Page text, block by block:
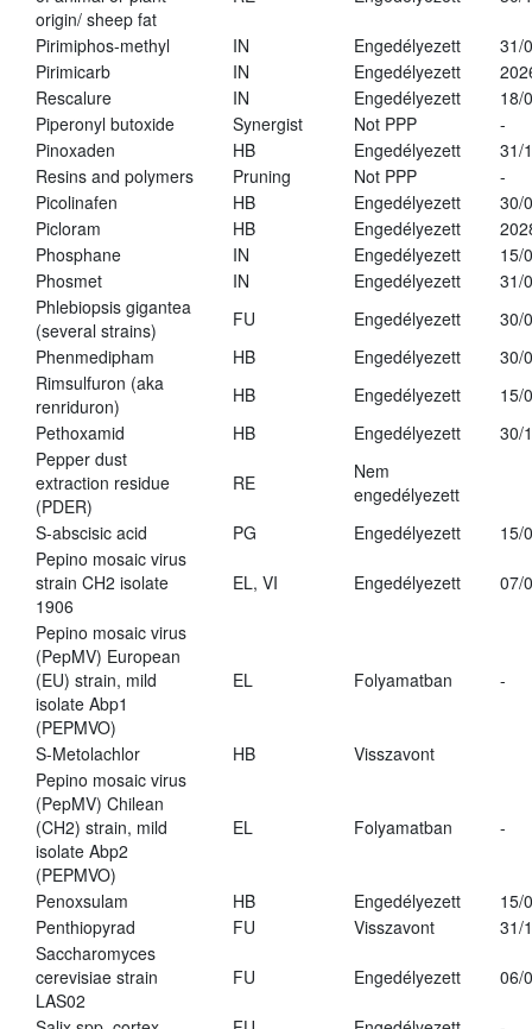
origin/ sheep fat
Pirimiphos-methyl IN Engedélyezett
31/
Pirimicarb
IN Engedélyezett
Rescalure
IN Engedélyezett
18/
Piperonyl butoxide
Synergist Not PPP
-
Pinoxaden
HB Engedélyezett
31/
Resins and polymers
Pruning Not PPP
-
Picolinafen
HB Engedélyezett
30/
Picloram
HB Engedélyezett
Phosphane
IN Engedélyezett
15/
Phosmet
IN Engedélyezett
31/
Phlebiopsis gigantea
(several strains)
FU Engedélyezett
30/
Phenmedipham
HB Engedélyezett
30/
Rimsulfuron (aka
renriduron)
HB Engedélyezett
15/
Pethoxamid
HB Engedélyezett
30/
Pepper dust
extraction residue
(PDER)
RE
Nem
engedélyezett
S-abscisic acid
PG Engedélyezett
15/
Pepino mosaic virus
strain CH2 isolate
1906
EL, VI Engedélyezett 07/
Pepino mosaic virus
(PepMV) European
(EU) strain, mild
isolate Abp1
(PEPMVO)
EL Folyamatban -
S-Metolachlor HB
Visszavont
Pepino mosaic virus
(PepMV) Chilean
(CH2) strain, mild
isolate Abp2
(PEPMVO)
EL Folyamatban -
Penoxsulam HB Engedélyezett
15/
Penthiopyrad
FU Visszavont
31/
Saccharomyces
cerevisiae strain
LAS02
FU Engedélyezett 06/